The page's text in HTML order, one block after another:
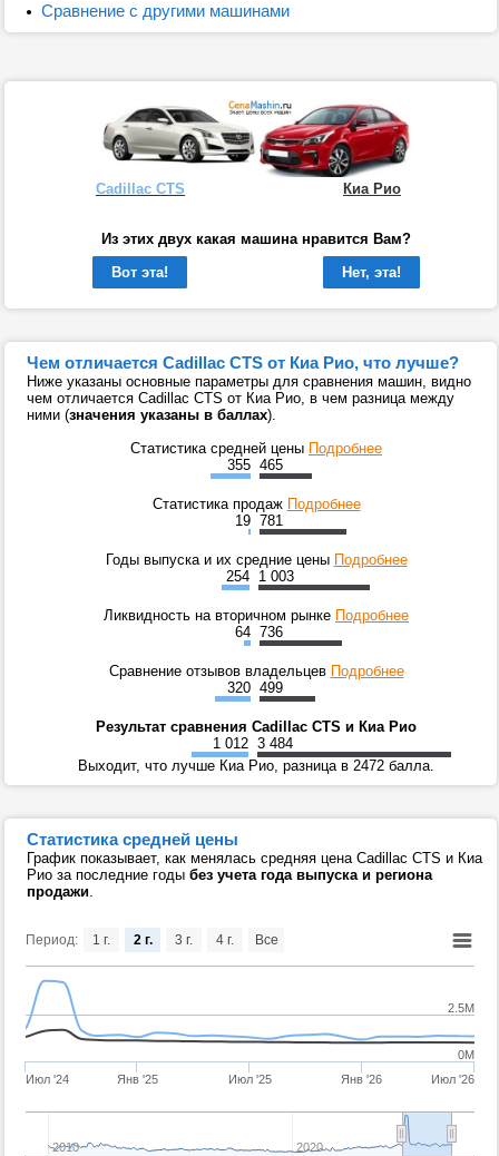
Сравнение с другими машинами
Cadillac CTS Киа Рио
Из этих двух какая машина нравится Вам?
Вот эта!
Нет, эта!
Чем отличается Cadillac CTS от Киа Рио, что лучше?
Ниже указаны основные параметры для сравнения машин, видно
чем отличается Cadillac CTS от Киа Рио, в чем разница между
ними (значения указаны в баллах).
Статистика средней цены Подробнее
355 465
Статистика продаж Подробнее
19 781
Годы выпуска и их средние цены Подробнее
254 1 003
Ликвидность на вторичном рынке Подробнее
64 736
Сравнение отзывов владельцев Подробнее
320 499
Результат сравнения Cadillac CTS и Киа Рио
1 012 3 484
Выходит, что лучше Киа Рио, разница в 2472 балла.
Статистика средней цены
График показывает, как менялась средняя цена Cadillac CTS и Киа
Рио за последние годы без учета года выпуска и региона
продажи
Период:
Июл '24 Янв '25 Июл '25 Янв '26 Июл '26
2010 2020
0M
2.5M
1 г. 2 г. 3 г. 4 г. Все